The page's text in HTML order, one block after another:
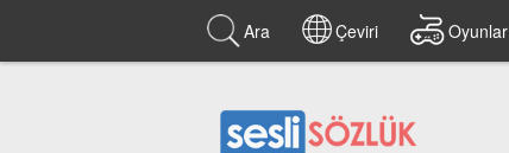
Ara Çeviri Oyunlar